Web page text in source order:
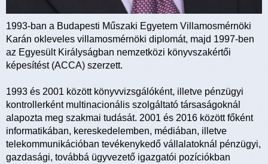
1993-ban a Budapesti Műszaki Egyetem Villamosmérnöki
Karán okleveles villamosmérnöki diplomát, majd 1997-ben
az Egyesült Királyságban nemzetközi könyvszakértői
képesítést (ACCA) szerzett.
1993 és 2001 között könyvvizsgálóként, illetve pénzügyi
kontrollerként multinacionális szolgáltató társaságoknál
alapozta meg szakmai tudását. 2001 és 2016 között főként
informatikában, kereskedelemben, médiában, illetve
telekommunikációban tevékenykedő vállalatoknál pénzügyi,
gazdasági, továbbá ügyvezető igazgatói pozíciókban